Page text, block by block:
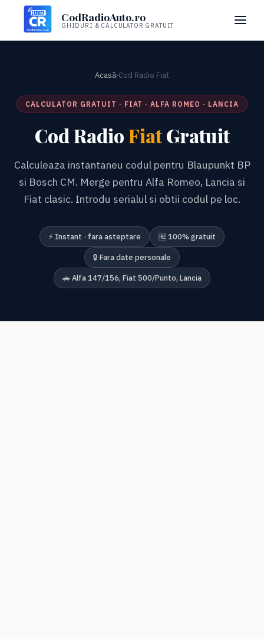
CodRadioAuto.ro
GHIDURI & CALCULATOR GRATUIT
Acasă›Cod Radio Fiat
CALCULATOR GRATUIT · FIAT · ALFA ROMEO · LANCIA
Cod RadioFiatGratuit
Calculeaza instantaneu codul pentru Blaupunkt BP
si Bosch CM. Merge pentru Alfa Romeo, Lancia si
Fiat clasic. Introdu serialul si obtii codul pe loc.
⚡ Instant · fara asteptare 🆓 100% gratuit
🔒 Fara date personale
🚗 Alfa 147/156, Fiat 500/Punto, Lancia